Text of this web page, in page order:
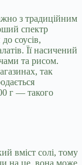
з традиційним
спектр
соусів,
Її насичений
та рисом.
так
г — такого
вміст солі, тому